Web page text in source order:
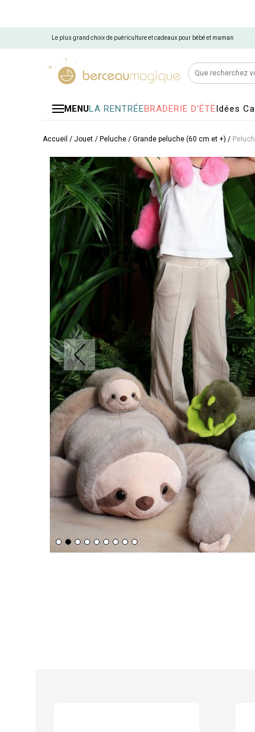
Le plus grand choix de puériculture et cadeaux pour bébé et maman
MENULA RENTRÉEBRADERIE D'ÉTÉIdées
Accueil / Jouet / Peluche / Grande peluche (60 cm et +) /